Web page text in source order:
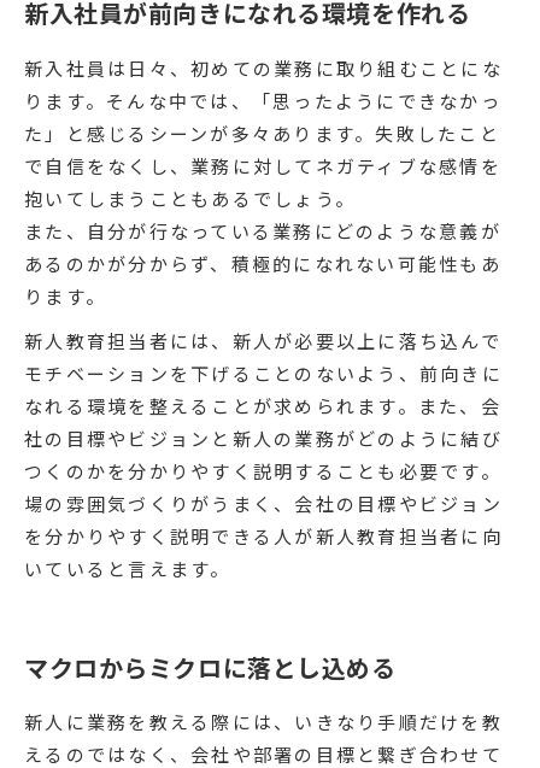
新入社員が前向きになれる環境を作れる
新入社員は日々、初めての業務に取り組むことにな
ります。そんな中では、「思ったようにできなかっ
た」と感じるシーンが多々あります。失敗したこと
で自信をなくし、業務に対してネガティブな感情を
抱いてしまうこともあるでしょう。
また、自分が行なっている業務にどのような意義が
あるのかが分からず、積極的になれない可能性もあ
ります。
新人教育担当者には、新人が必要以上に落ち込んで
モチベーションを下げることのないよう、前向きに
なれる環境を整えることが求められます。また、会
社の目標やビジョンと新人の業務がどのように結び
つくのかを分かりやすく説明することも必要です。
場の雰囲気づくりがうまく、会社の目標やビジョン
を分かりやすく説明できる人が新人教育担当者に向
いていると言えます。
マクロからミクロに落とし込める
新人に業務を教える際には、いきなり手順だけを教
えるのではなく、会社や部署の目標と繋ぎ合わせて